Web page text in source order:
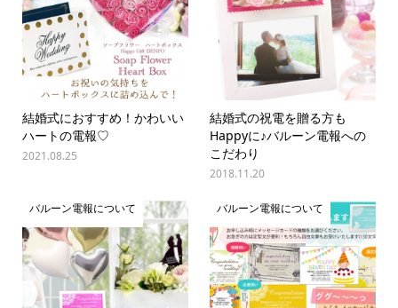
結婚式におすすめ！かわいい
ハートの電報♡
2021.08.25
結婚式の祝電を贈る方も
Happyに♪バルーン電報への
こだわり
2018.11.20
バルーン電報について バルーン電報について